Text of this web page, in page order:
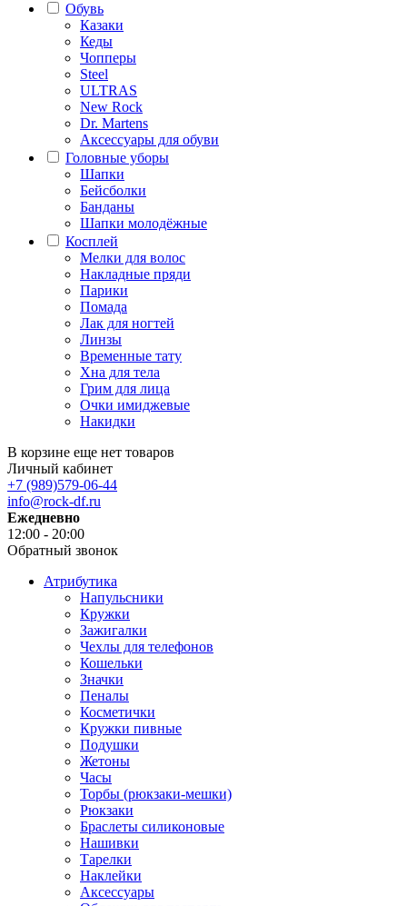
Обувь
Казаки
Кеды
Чопперы
Steel
ULTRAS
New Rock
Dr. Martens
Аксессуары для обуви
Головные уборы
Шапки
Бейсболки
Банданы
Шапки молодёжные
Косплей
Мелки для волос
Накладные пряди
Парики
Помада
Лак для ногтей
Линзы
Временные тату
Хна для тела
Грим для лица
Очки имиджевые
Накидки
В корзине еще нет товаров
Личный кабинет
+7 (989)579-06-44
info@rock-df.ru
Ежедневно
12:00 - 20:00
Обратный звонок
Атрибутика
Напульсники
Кружки
Зажигалки
Чехлы для телефонов
Кошельки
Значки
Пеналы
Косметички
Кружки пивные
Подушки
Жетоны
Часы
Торбы (рюкзаки-мешки)
Рюкзаки
Браслеты силиконовые
Нашивки
Тарелки
Наклейки
Аксессуары